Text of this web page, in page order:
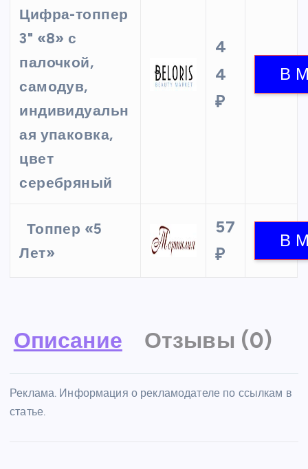
Цифра-топпер
3" «8» с
палочкой,
самодув,
индивидуальн
ая упаковка,
цвет
серебряный
4
4
₽
Топпер «5
Лет»
57
₽
Описание Отзывы (0)
Реклама. Информация о рекламодателе по ссылкам в
статье.